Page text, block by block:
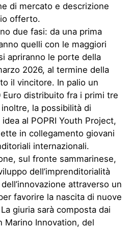
di mercato e descrizione
offerto.
due fasi: da una prima
quelli con le maggiori
apriranno le porte della
2026, al termine della
il vincitore. In palio un
distribuito fra i primi tre
la possibilità di
al POPRI Youth Project,
in collegamento giovani
internazionali.
sul fronte sammarinese,
dell’imprenditorialità
attraverso un
favorire la nascita di nuove
giuria sarà composta dai
Marino Innovation, del